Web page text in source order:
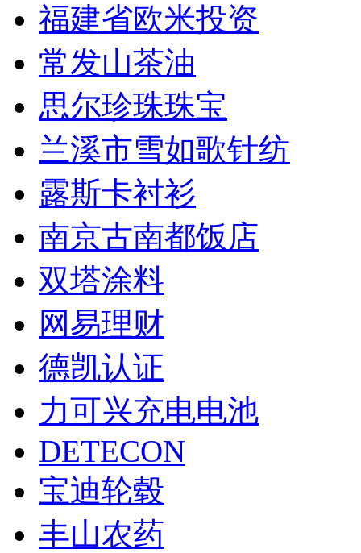
福建省欧米投资
常发山茶油
思尔珍珠珠宝
兰溪市雪如歌针纺
露斯卡衬衫
南京古南都饭店
双塔涂料
网易理财
德凯认证
力可兴充电电池
DETECON
宝迪轮毂
丰山农药